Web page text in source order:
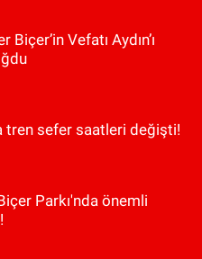
Biçer’in Vefatı Aydın’ı
tren sefer saatleri değişti!
Parkı'nda önemli